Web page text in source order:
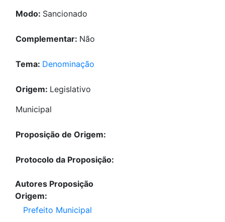
Modo: Sancionado
Complementar: Não
Tema: Denominação
Origem: Legislativo
Municipal
Proposição de Origem:
Protocolo da Proposição:
Autores Proposição
Origem:
Prefeito Municipal